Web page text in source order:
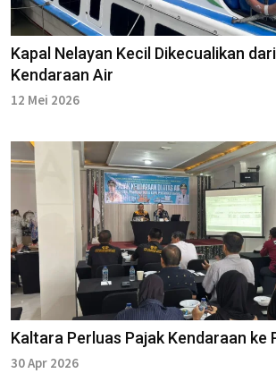
Kapal Nelayan Kecil Dikecualikan
Kendaraan Air
12 Mei 2026
Kaltara Perluas Pajak Kendaraan ke
30 Apr 2026